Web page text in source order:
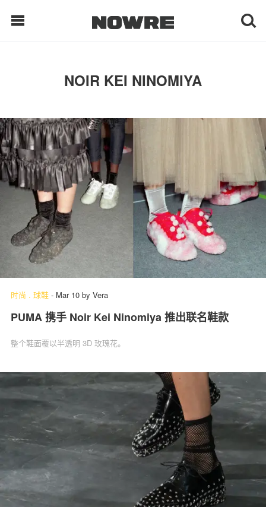
每日鲜榨
现客视点
每日栏目
时 尚
球 鞋
生 活
科 技
NOIR KEI NINOMIYA
时尚 . 球鞋 - Mar 10 by Vera
PUMA 携手 Noir Kei Ninomiya 推出联名鞋款
整个鞋面覆以半透明 3D 玫瑰花。